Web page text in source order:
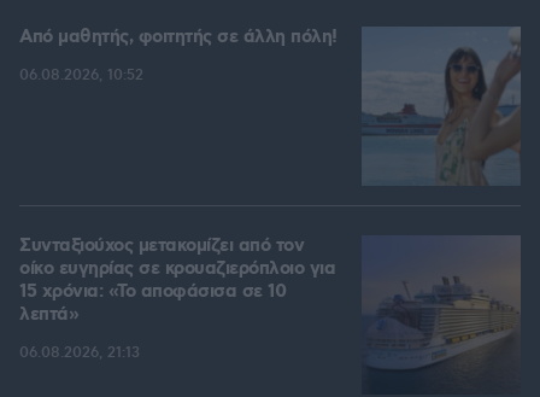
Από μαθητής, φοιτητής σε άλλη πόλη!
06.08.2026, 10:52
Συνταξιούχος μετακομίζει από τον
οίκο ευγηρίας σε κρουαζιερόπλοιο για
15 χρόνια: «Το αποφάσισα σε 10
λεπτά»
06.08.2026, 21:13